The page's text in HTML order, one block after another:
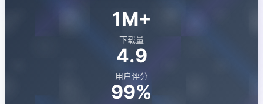
1M+
下载量
4.9
用户评分
99%